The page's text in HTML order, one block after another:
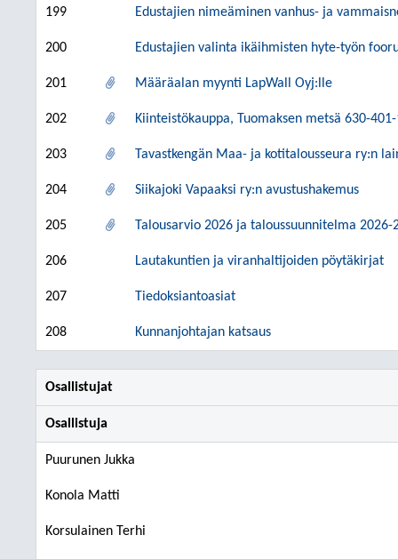
199 Edustajien nimeäminen vanhus- ja
200 Edustajien valinta ikäihmisten hyte-työn
201 Määräalan myynti LapWall Oyj:lle
202 Kiinteistökauppa, Tuomaksen metsä 630-
203 Tavastkengän Maa- ja kotitalousseura ry:n
204 Siikajoki Vapaaksi ry:n avustushakemus
205 Talousarvio 2026 ja taloussuunnitelma 2026-
206 Lautakuntien ja viranhaltijoiden pöytäkirjat
207 Tiedoksiantoasiat
208 Kunnanjohtajan katsaus
Osallistujat
Osallistuja
Puurunen Jukka
Konola Matti
Korsulainen Terhi